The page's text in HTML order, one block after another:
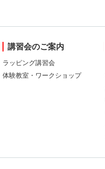
講習会のご案内
ラッピング講習会
体験教室・ワークショップ